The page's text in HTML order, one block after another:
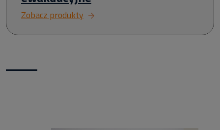
Zobacz produkty